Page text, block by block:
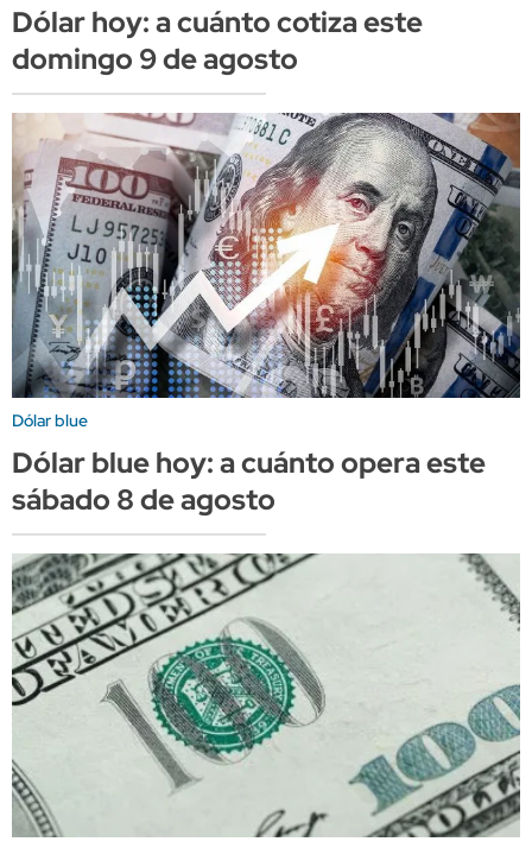
Dólar hoy: a cuánto cotiza este
domingo 9 de agosto
Dólar blue
Dólar blue hoy: a cuánto opera este
sábado 8 de agosto